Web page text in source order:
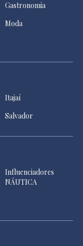
Gastronomia
Moda
Itajaí
Salvador
Influenciadores
NÁUTICA